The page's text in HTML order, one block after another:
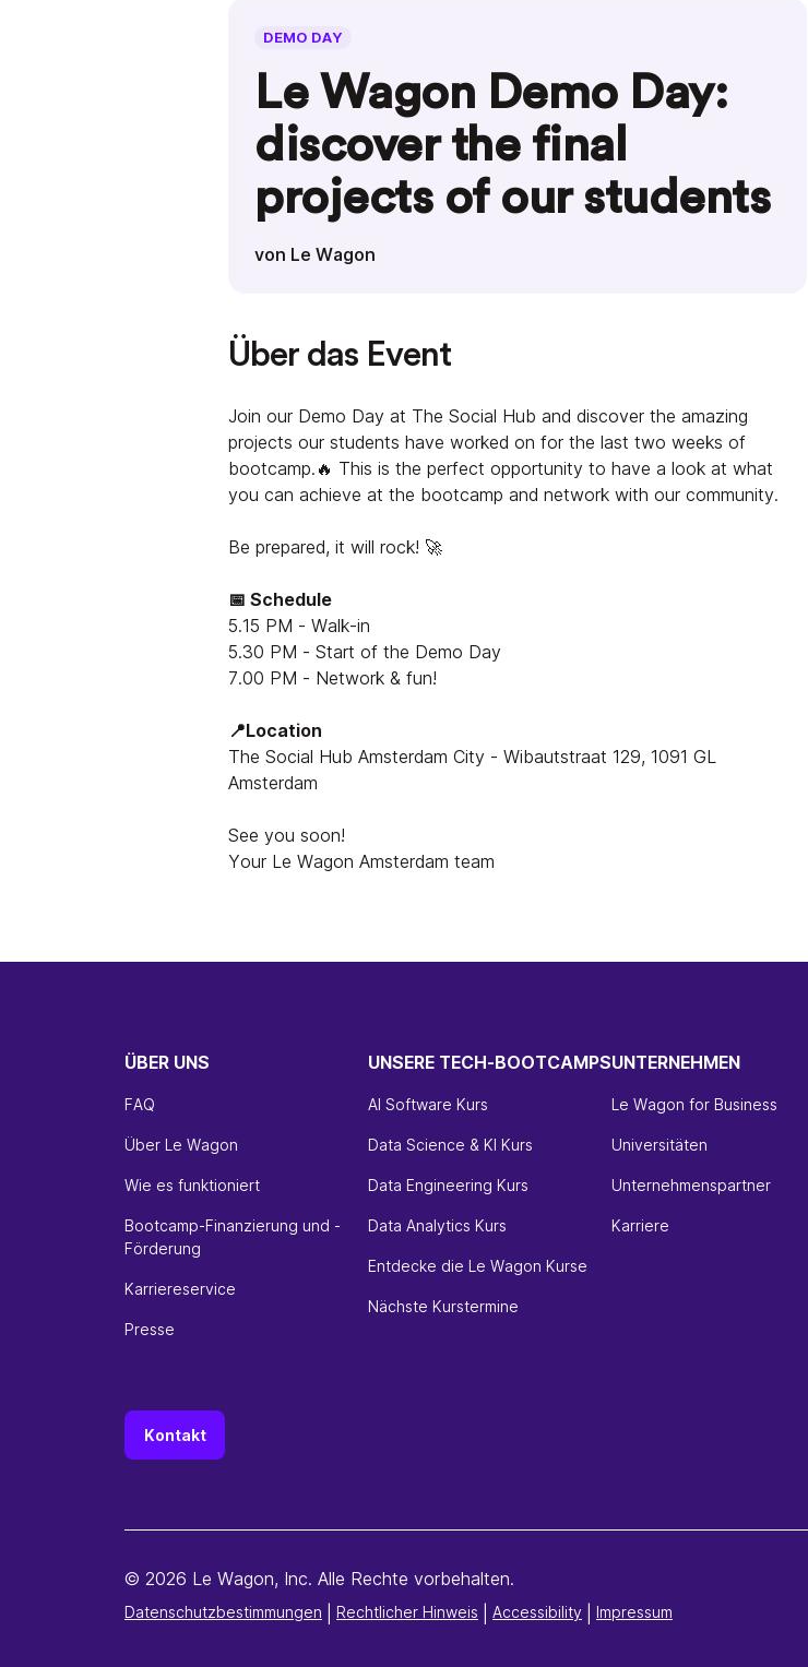
DEMO DAY
Le Wagon Demo Day:
discover the final
projects of our students
von Le Wagon
Über das Event
Join our Demo Day at The Social Hub and discover the amazing
projects our students have worked on for the last two weeks of
bootcamp.🔥 This is the perfect opportunity to have a look at what
you can achieve at the bootcamp and network with our community.
Be prepared, it will rock! 🚀
📅 Schedule
5.15 PM - Walk-in
5.30 PM - Start of the Demo Day
7.00 PM - Network & fun!
📍Location
The Social Hub Amsterdam City - Wibautstraat 129, 1091 GL
Amsterdam
See you soon!
Your Le Wagon Amsterdam team
ÜBER UNS
FAQ
Über Le Wagon
Wie es funktioniert
Bootcamp-Finanzierung und -
Förderung
Karriereservice
Presse
UNSERE TECH-BOOTCAMPS
AI Software Kurs
Data Science & KI Kurs
Data Engineering Kurs
Data Analytics Kurs
Entdecke die Le Wagon Kurse
Nächste Kurstermine
UNTERNEHMEN
Le Wagon for Business
Universitäten
Unternehmenspartner
Karriere
Kontakt
© 2026 Le Wagon, Inc. Alle Rechte vorbehalten.
Datenschutzbestimmungen Rechtlicher Hinweis Accessibility Impressum